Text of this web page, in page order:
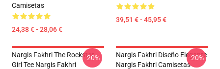
Camisetas
24,38 € - 28,06 €
39,51 € - 45,95 €
Nargis Fakhri The Rockstar
Girl Tee Nargis Fakhri
-20%
Nargis Fakhri Diseño Elegante
Nargis Fakhri Camisetas
-20%